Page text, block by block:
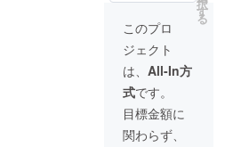
ト用ア
クセサ
リー
4（水素
マド
ラー）
×3
クセサ
リー
1（水素
吸引
チュー
ブ）×4
・ゲス
ト用ア
クセサ
リー
択
す
る
このプロ
ジェクト
は、 All-In方
式です。
目標金額に
関わらず、